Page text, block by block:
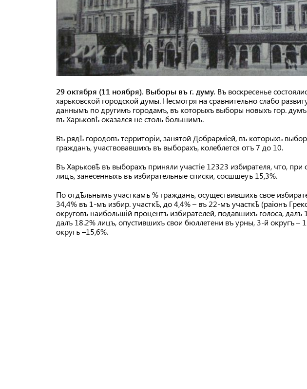
29 октября (11 ноября). Выборы въ г. думу. Въ воскресенье
харьковской городской думы. Несмотря на сравнительно слабо
даннымъ по другимъ городамъ, въ которыхъ выборы новыхъ гор. думъ
въ Харьковѣ оказался не столь большимъ.
Въ рядѣ городовъ территоріи, занятой Добрарміей, въ которыхъ
гражданъ, участвовавшихъ въ выборахъ, колеблется отъ 7 до 10.
Въ Харьковѣ въ выборахъ приняли участіе 12323 избирателя, что,
лицъ, занесенныхъ въ избирательные списки, сосшшеуъ 15,3%.
По отдѣльнымъ участкамъ % гражданъ, осуществившихъ свое
34,4% въ 1-мъ избир. участкѣ, до 4,4% – въ 22-мъ участкѣ (раіонъ
округовъ наибольшій процентъ избирателей, подавшихъ голоса, далъ
далъ 18.2% лицъ, опустившихъ свои бюллетени въ урны, 3-й округъ –
округъ –15,6%.